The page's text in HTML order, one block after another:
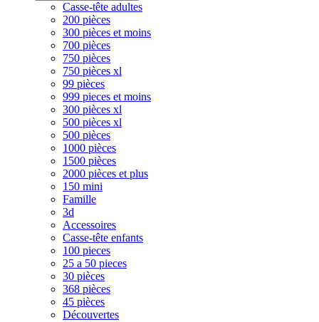
Casse-tête adultes
200 pièces
300 pièces et moins
700 pièces
750 pièces
750 pièces xl
99 pièces
999 pieces et moins
300 pièces xl
500 pièces xl
500 pièces
1000 pièces
1500 pièces
2000 pièces et plus
150 mini
Famille
3d
Accessoires
Casse-tête enfants
100 pieces
25 a 50 pieces
30 pièces
368 pièces
45 pièces
Découvertes